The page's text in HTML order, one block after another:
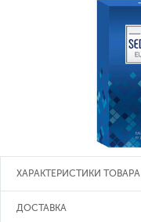
ХАРАКТЕРИСТИКИ ТОВАРА
ДОСТАВКА